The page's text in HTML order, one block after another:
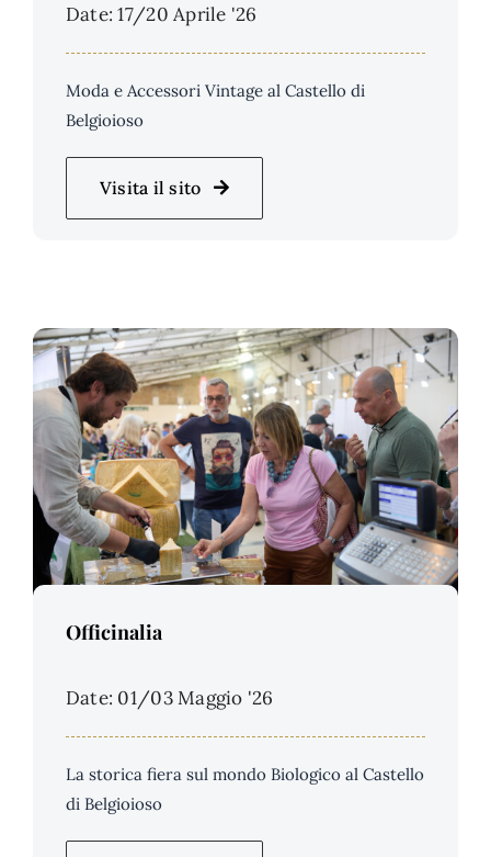
Date: 17/20 Aprile '26
Moda e Accessori Vintage al Castello di
Belgioioso
Visita il sito
Officinalia
Date: 01/03 Maggio '26
La storica fiera sul mondo Biologico al Castello
di Belgioioso